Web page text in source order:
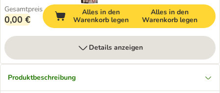
Gesamtpreis
0,00 €
Alles in den
Warenkorb legen
Alles in den
Warenkorb legen
Details anzeigen
Produktbeschreibung